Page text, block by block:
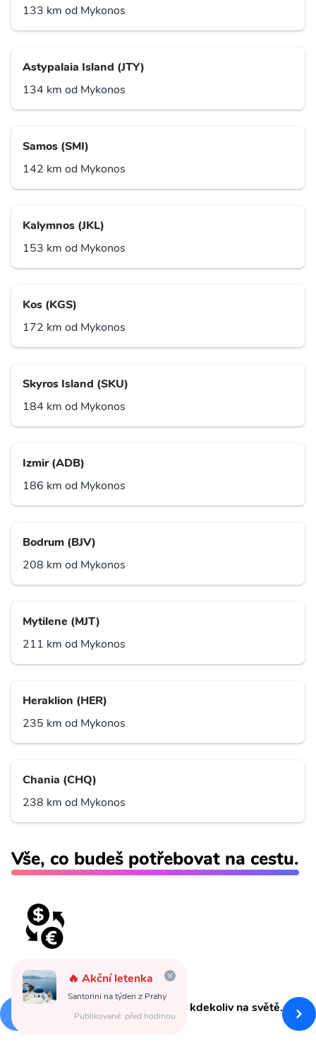
133 km od Mykonos
Astypalaia Island (JTY)
134 km od Mykonos
Samos (SMI)
142 km od Mykonos
Kalymnos (JKL)
153 km od Mykonos
Kos (KGS)
172 km od Mykonos
Skyros Island (SKU)
184 km od Mykonos
Izmir (ADB)
186 km od Mykonos
Bodrum (BJV)
208 km od Mykonos
Mytilene (MJT)
211 km od Mykonos
Heraklion (HER)
235 km od Mykonos
Chania (CHQ)
238 km od Mykonos
Vše, co budeš potřebovat na cestu.
Revolut
Výhodné kurzy
výběry zdarma kdekoliv na světě.
Získejte 500 Kč za založení.
🔥 Akční letenka
Santorini na týden z Prahy
Publikované: před hodinou